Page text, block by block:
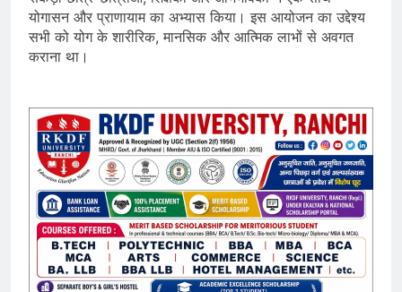
योगासन और प्राणायाम का अभ्यास किया। इस आयोजन का उद्देश्य
सभी को योग के शारीरिक, मानसिक और आत्मिक लाभों से अवगत
कराना था।